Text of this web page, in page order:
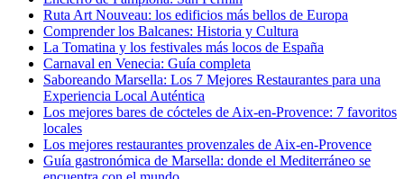
Ruta Art Nouveau: los edificios más bellos de Europa
Comprender los Balcanes: Historia y Cultura
La Tomatina y los festivales más locos de España
Carnaval en Venecia: Guía completa
Saboreando Marsella: Los 7 Mejores Restaurantes para una
Experiencia Local Auténtica
Los mejores bares de cócteles de Aix-en-Provence: 7 favoritos
locales
Los mejores restaurantes provenzales de Aix-en-Provence
Guía gastronómica de Marsella: donde el Mediterráneo se